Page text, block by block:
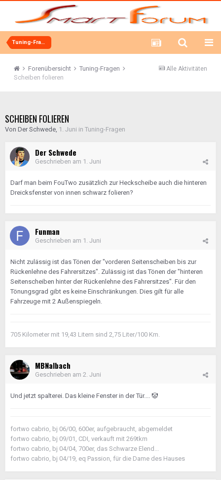
Tuning-Fragen
Alle Aktivitäten
Forenübersicht
Tuning-Fragen
Scheiben folieren
SCHEIBEN FOLIEREN
Von Der Schwede, 1. Juni in Tuning-Fragen
Der Schwede
Geschrieben am 1. Juni
Darf man beim FouTwo zusätzlich zur Heckscheibe auch die hinteren
Dreicksfenster von innen schwarz folieren?
Funman
Geschrieben am 1. Juni
Nicht zulässig ist das Tönen der "vorderen Seitenscheiben bis zur
Rückenlehne des Fahrersitzes". Zulässig ist das Tönen der "hinteren
Seitenscheiben hinter der Rückenlehne des Fahrersitzes". Für den
Tönungsgrad gibt es keine Einschränkungen. Dies gilt für alle
Fahrzeuge mit 2 Außenspiegeln.
705 Kilometer mit 19,43 Litern sind 2,75 Liter/100 Km.
MBNalbach
Geschrieben am 2. Juni
Und jetzt spalterei. Das kleine Fenster in der Tür.... 🤡
fortwo cabrio, bj 06/00, 600er, aufgebraucht, abgemeldet
fortwo cabrio, bj 09/01, CDI, verkauft mit 269tkm
fortwo cabrio, bj 04/04, 700er, das Schwarze Elend...
fortwo cabrio, bj 04/19, eq Passion, für die Dame des Hauses